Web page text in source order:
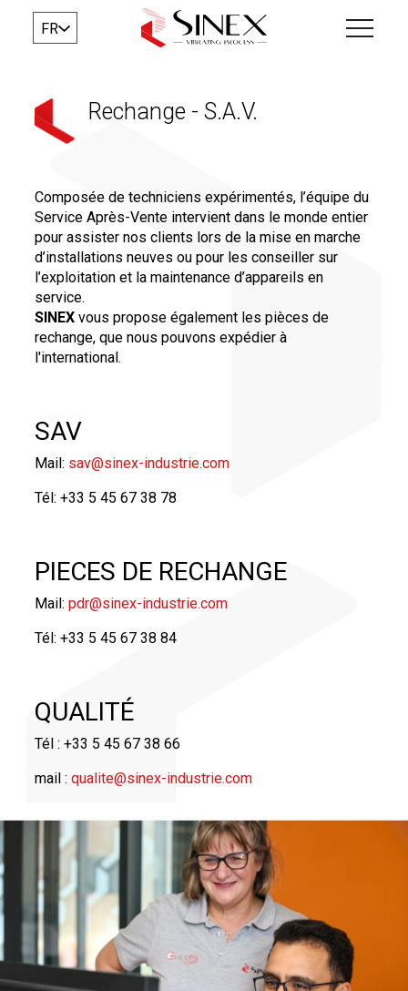
FR
Rechange - S.A.V.
Composée de techniciens expérimentés, l’équipe du
Service Après-Vente intervient dans le monde entier
pour assister nos clients lors de la mise en marche
d’installations neuves ou pour les conseiller sur
l’exploitation et la maintenance d’appareils en
service.
SINEX vous propose également les pièces de
rechange, que nous pouvons expédier à
l'international.
SAV
Mail: sav@sinex-industrie.com
Tél: +33 5 45 67 38 78
PIECES DE RECHANGE
Mail: pdr@sinex-industrie.com
Tél: +33 5 45 67 38 84
QUALITÉ
Tél : +33 5 45 67 38 66
mail : qualite@sinex-industrie.com